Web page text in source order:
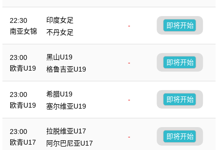
22:30
南亚女锦
印度女足
-
不丹女足
即将开始
23:00
欧青U19
黑山U19
-
格鲁吉亚U19
即将开始
23:00
欧青U19
希腊U19
-
塞尔维亚U19
即将开始
23:00
欧青U17
拉脱维亚U17
-
阿尔巴尼亚U17
即将开始